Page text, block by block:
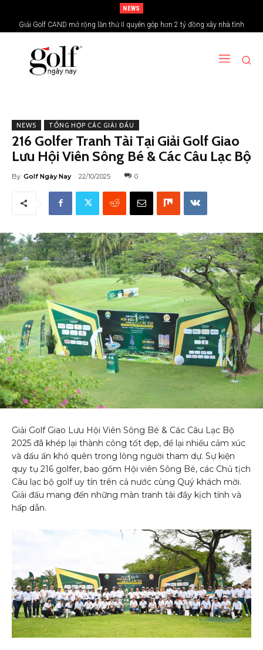
NEWS
Giải Golf CAND mở rộng lần thứ II quyên góp hơn 2 tỷ đồng xây nhà tình
nghĩa vùng biên giới
24H Group tổ chức giải golf kỷ niệm 15 năm thành lập
NEWS TỔNG HỢP CÁC GIẢI ĐẤU
216 Golfer Tranh Tài Tại Giải Golf Giao
Lưu Hội Viên Sông Bé & Các Câu Lạc Bộ
By Golf Ngày Nay 22/10/2025 0
Giải Golf Giao Lưu Hội Viên Sông Bé & Các Câu Lạc Bộ
2025 đã khép lại thành công tốt đẹp, để lại nhiều cảm xúc
và dấu ấn khó quên trong lòng người tham dự. Sự kiện
quy tụ 216 golfer, bao gồm Hội viên Sông Bé, các Chủ tịch
Câu lạc bộ golf uy tín trên cả nước cùng Quý khách mời.
Giải đấu mang đến những màn tranh tài đầy kịch tính và
hấp dẫn.